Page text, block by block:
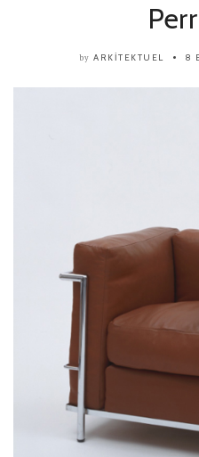
by ARKITEKTUEL 8